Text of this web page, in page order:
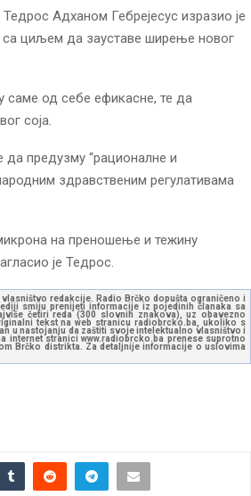
Адханом Гебрејесус изразио је
са циљем да зауставе ширење новог
саме од себе ефикасне, те да
соја.
предузму “рационалне и
здравственим регулативама
на преношење и тежину
је Тедрос.
redakcije. Radio Brčko dopušta ograničeno i
smiju prenijeti informacije iz pojedinih članaka sa
četiri reda (300 slovnih znakova), uz obavezno
tekst na web stranicu radiobrcko.ba, ukoliko s
u nastojanju da zaštiti svoje intelektualno vlasništvo i
stranici www.radiobrcko.ba prenese suprotno
Brčko distrikta. Za detaljnije informacije o uslovima